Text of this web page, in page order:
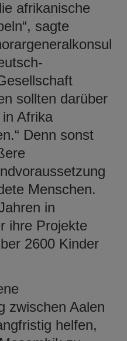
afrikanische
sagte
sollten darüber
Afrika
Denn sonst
Menschen.
in
ihre Projekte
2600 Kinder
zwischen Aalen
helfen,